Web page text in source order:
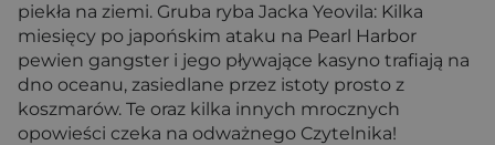
piekła na ziemi. Gruba ryba Jacka Yeovila: Kilka
miesięcy po japońskim ataku na Pearl Harbor
pewien gangster i jego pływające kasyno trafiają na
dno oceanu, zasiedlane przez istoty prosto z
koszmarów. Te oraz kilka innych mrocznych
opowieści czeka na odważnego Czytelnika!